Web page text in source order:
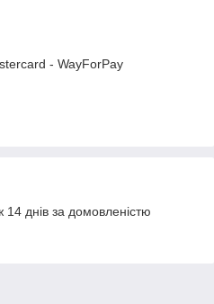
- WayForPay
днів за домовленістю